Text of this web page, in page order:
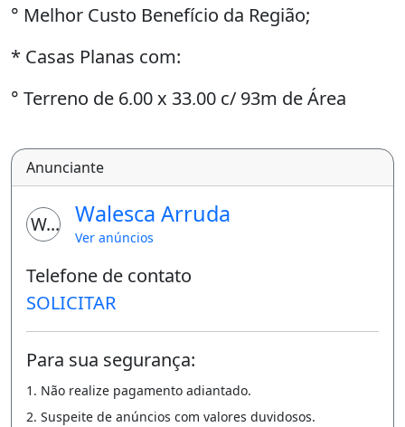
° Melhor Custo Benefício da Região;
* Casas Planas com:
° Terreno de 6,00 x 33,00 c/ 93m de Área
° 02 Vagas;
° 03 Quartos ( 02 Suites );
° Sala de Estar / Jantar;
° Cozinha Americana;
° Área de Serviço;
° Quintal;
° Varanda Gourmet;
° Excelente Acabamento;
Anunciante
WA Walesca Arruda
Ver anúncios
Telefone de contato
SOLICITAR
Para sua segurança:
1. Não realize pagamento adiantado.
2. Suspeite de anúncios com valores duvidosos.